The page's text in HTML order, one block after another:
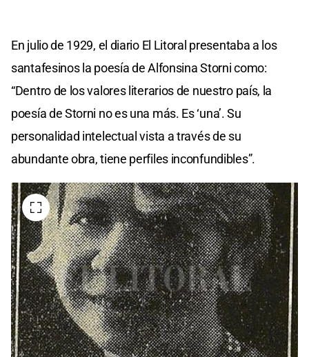
En julio de 1929, el diario El Litoral presentaba a los
santafesinos la poesía de Alfonsina Storni como:
“Dentro de los valores literarios de nuestro país, la
poesía de Storni no es una más. Es ‘una’. Su
personalidad intelectual vista a través de su
abundante obra, tiene perfiles inconfundibles”.